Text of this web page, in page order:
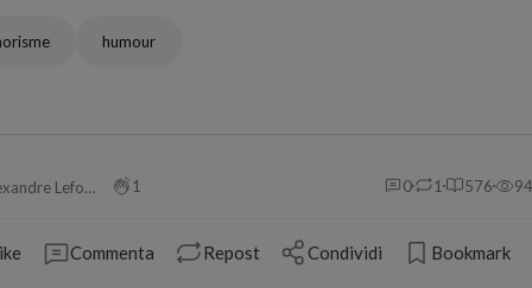
humour
Alexandre Leforestier 1 0 1 576
Commenta Repost Condividi Bookmark